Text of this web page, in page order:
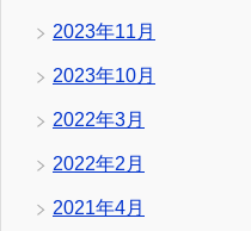
2023年11月
2023年10月
2022年3月
2022年2月
2021年4月